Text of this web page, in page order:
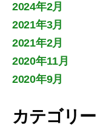
2024年2月
2021年3月
2021年2月
2020年11月
2020年9月
カテゴリー